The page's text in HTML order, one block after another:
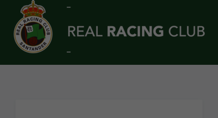
Skip to main content